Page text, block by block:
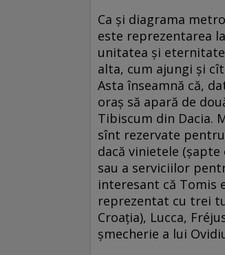
Ca și diagrama
este reprezentarea
unitatea și
alta, cum ajungi și
Asta înseamnă că,
oraș să apară de
Tibiscum din Dacia.
sînt rezervate
dacă vinietele
sau a serviciilor
interesant că Tomis
reprezentat cu trei
Croația), Lucca,
șmecherie a lui